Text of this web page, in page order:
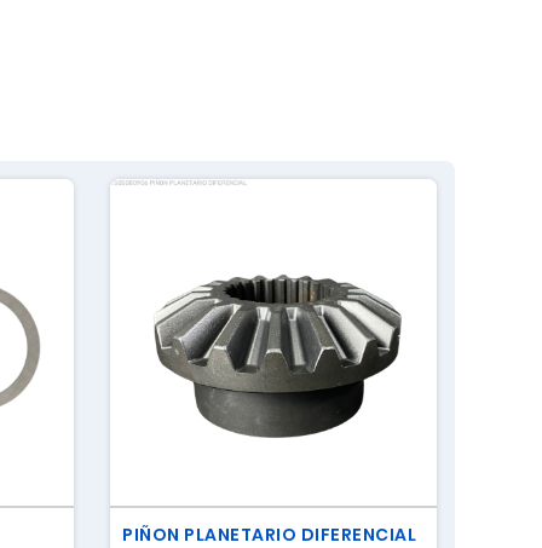
PIÑON PLANETARIO DIFERENCIAL